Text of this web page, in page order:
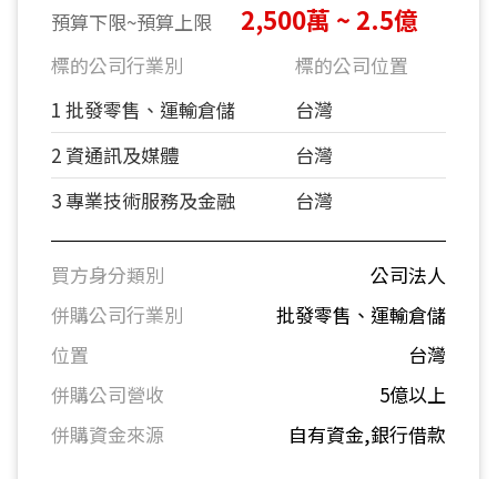
預算下限~預算上限 2,500萬 ~ 2.5億
標的公司行業別
標的公司位置
1 批發零售、運輸倉儲
台灣
2 資通訊及媒體
台灣
3 專業技術服務及金融
台灣
買方身分類別
公司法人
併購公司行業別
批發零售、運輸倉儲
位置
台灣
併購公司營收
5億以上
併購資金來源
自有資金,銀行借款